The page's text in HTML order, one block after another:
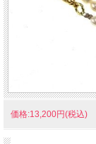
価格:13,200円(税込)